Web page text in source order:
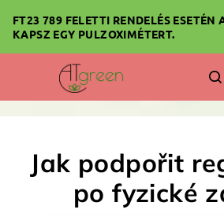
tartalomhoz
FT23 789 FELETTI RENDELÉS ESETÉN
KAPSZ EGY PULZOXIMÉTERT.
Jak podpořit
po fyzické